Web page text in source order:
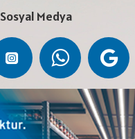
Sosyal Medya
kuru